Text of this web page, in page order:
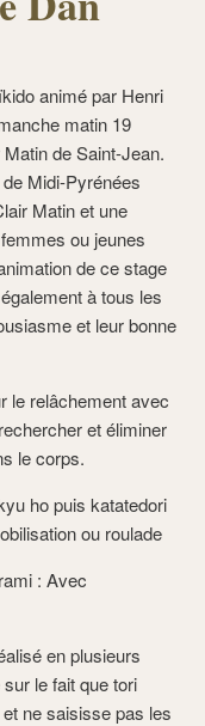
animé par Henri
matin 19
de Saint-Jean.
Midi-Pyrénées
Matin et une
ou jeunes
de ce stage
à tous les
et leur bonne
le relâchement avec
et éliminer
le corps.
ho puis katatedori
ou roulade
: Avec
en plusieurs
le fait que tori
ne saisisse pas les